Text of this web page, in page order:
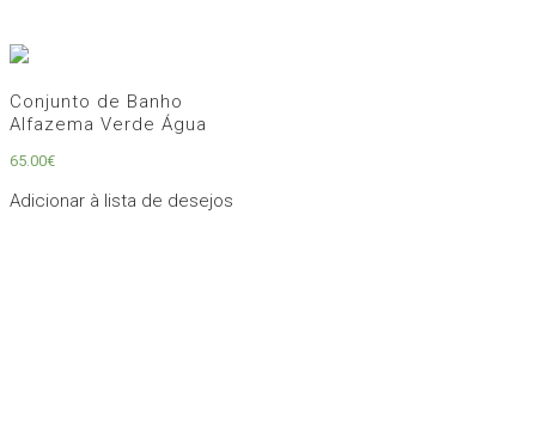
Conjunto de Banho
Alfazema Verde Água
65.00€
Adicionar à lista de desejos